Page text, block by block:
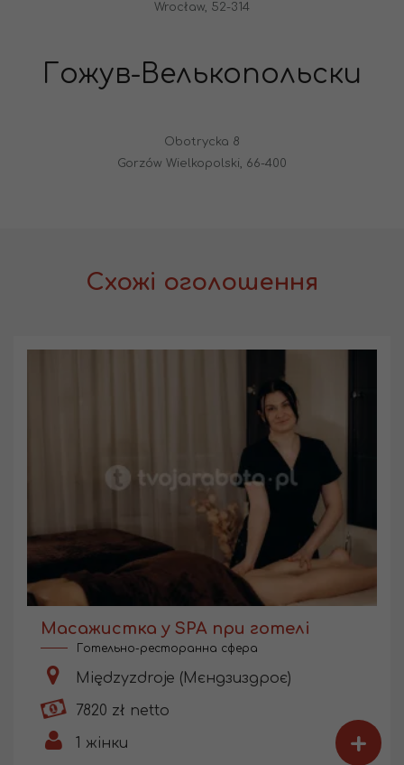
Wrocław, 52-314
Гожув-Велькопольски
Obotrycka 8
Gorzów Wielkopolski, 66-400
Схожі оголошення
Масажистка у SPA при готелі
Готельно-ресторанна сфера
Międzyzdroje (Мєндзиздроє)
7820 zł netto
1 жінки +